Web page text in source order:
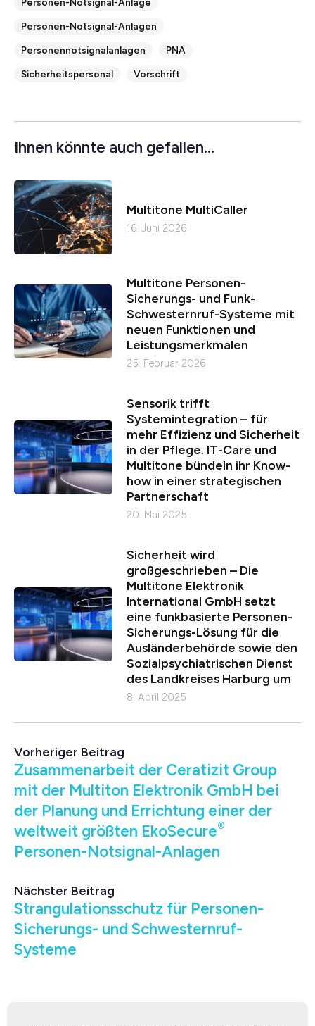
Personen-Notsignal-Anlagen
Personennotsignalanlagen PNA
Sicherheitspersonal Vorschrift
Ihnen könnte auch gefallen...
Multitone MultiCaller
16. Juni 2026
Multitone Personen-
Sicherungs- und Funk-
Schwesternruf-Systeme mit
neuen Funktionen und
Leistungsmerkmalen
25. Februar 2026
Sensorik trifft
Systemintegration – für
mehr Effizienz und Sicherheit
in der Pflege. IT-Care und
Multitone bündeln ihr Know-
how in einer strategischen
Partnerschaft
20. Mai 2025
Sicherheit wird
großgeschrieben – Die
Multitone Elektronik
International GmbH setzt
eine funkbasierte Personen-
Sicherungs-Lösung für die
Ausländerbehörde sowie den
Sozialpsychiatrischen Dienst
des Landkreises Harburg um
8. April 2025
Vorheriger Beitrag
Zusammenarbeit der Ceratizit Group
mit der Multiton Elektronik GmbH bei
der Planung und Errichtung einer der
weltweit größten EkoSecure®
Personen-Notsignal-Anlagen
Nächster Beitrag
Strangulationsschutz für Personen-
Sicherungs- und Schwesternruf-
Systeme